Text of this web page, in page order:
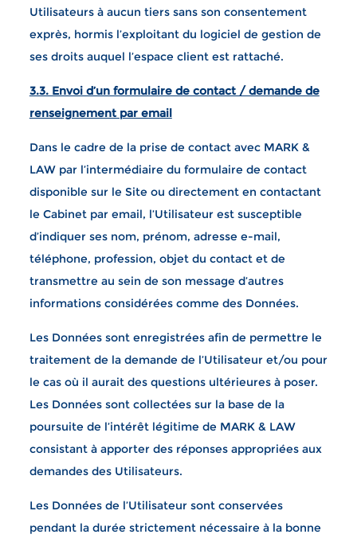
Utilisateurs à aucun tiers sans son consentement
exprès, hormis l’exploitant du logiciel de gestion de
ses droits auquel l’espace client est rattaché.
3.3. Envoi d’un formulaire de contact / demande de
renseignement par email
Dans le cadre de la prise de contact avec MARK &
LAW par l’intermédiaire du formulaire de contact
disponible sur le Site ou directement en contactant
le Cabinet par email, l’Utilisateur est susceptible
d’indiquer ses nom, prénom, adresse e-mail,
téléphone, profession, objet du contact et de
transmettre au sein de son message d’autres
informations considérées comme des Données.
Les Données sont enregistrées afin de permettre le
traitement de la demande de l’Utilisateur et/ou pour
le cas où il aurait des questions ultérieures à poser.
Les Données sont collectées sur la base de la
poursuite de l’intérêt légitime de MARK & LAW
consistant à apporter des réponses appropriées aux
demandes des Utilisateurs.
Les Données de l’Utilisateur sont conservées
pendant la durée strictement nécessaire à la bonne